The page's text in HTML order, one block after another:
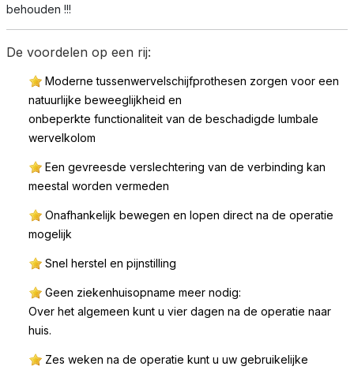
behouden !!!
De voordelen op een rij:
Moderne tussenwervelschijfprothesen zorgen voor een
natuurlijke beweeglijkheid en
onbeperkte functionaliteit van de beschadigde lumbale
wervelkolom
Een gevreesde verslechtering van de verbinding kan
meestal worden vermeden
Onafhankelijk bewegen en lopen direct na de operatie
mogelijk
Snel herstel en pijnstilling
Geen ziekenhuisopname meer nodig:
Over het algemeen kunt u vier dagen na de operatie naar
huis.
Zes weken na de operatie kunt u uw gebruikelijke